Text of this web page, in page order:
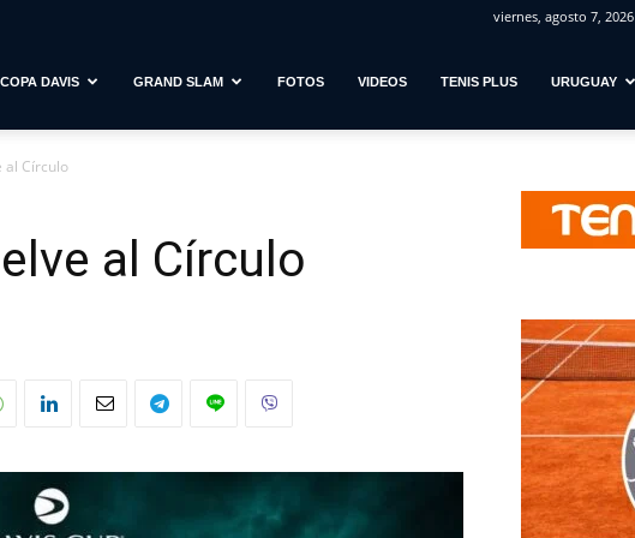
viernes, agosto 7, 2026
COPA DAVIS GRAND SLAM FOTOS VIDEOS TENIS PLUS URUGUAY
al Círculo
al Círculo